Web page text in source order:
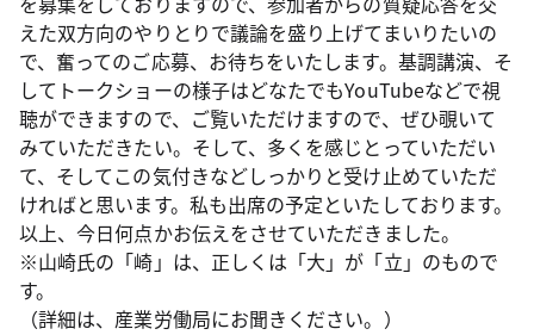
えた双方向のやりとりで議論を盛り上げてまいりたいの
で、奮ってのご応募、お待ちをいたします。基調講演、そ
してトークショーの様子はどなたでもYouTubeなどで視
聴ができますので、ご覧いただけますので、ぜひ覗いて
みていただきたい。そして、多くを感じとっていただい
て、そしてこの気付きなどしっかりと受け止めていただ
ければと思います。私も出席の予定といたしております。
以上、今日何点かお伝えをさせていただきました。
※山崎氏の「崎」は、正しくは「大」が「立」のもので
す。
（詳細は、産業労働局にお聞きください。）